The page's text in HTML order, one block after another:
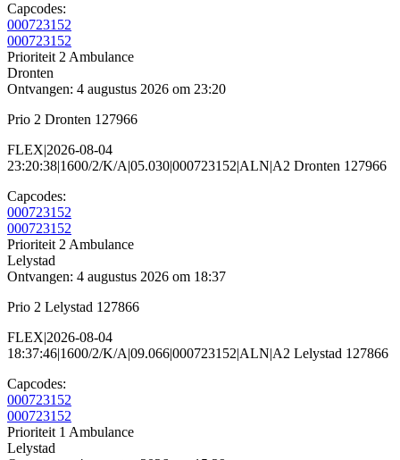
Capcodes:
000723152
000723152
Prioriteit 2 Ambulance
Dronten
Ontvangen: 4 augustus 2026 om 23:20
Prio 2 Dronten 127966
FLEX|2026-08-04
23:20:38|1600/2/K/A|05.030|000723152|ALN|A2 Dronten 127966
Capcodes:
000723152
000723152
Prioriteit 2 Ambulance
Lelystad
Ontvangen: 4 augustus 2026 om 18:37
Prio 2 Lelystad 127866
FLEX|2026-08-04
18:37:46|1600/2/K/A|09.066|000723152|ALN|A2 Lelystad 127866
Capcodes:
000723152
000723152
Prioriteit 1 Ambulance
Lelystad